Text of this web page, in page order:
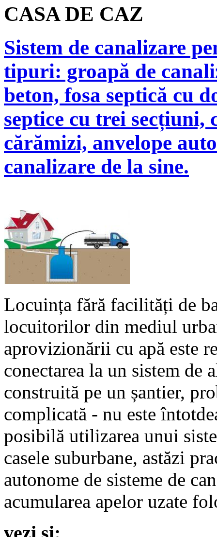
CASA DE CAZ
Sistem de canalizare
tipuri: groapă de
beton, fosa septică cu
septice cu trei secțiuni,
cărămizi, anvelope
canalizare de la sine.
Locuința fără facilități de
locuitorilor din mediul
aprovizionării cu apă este
conectarea la un sistem de
construită pe un șantier,
complicată - nu este
posibilă utilizarea unui
casele suburbane, astăzi
autonome de sisteme de
acumularea apelor uzate